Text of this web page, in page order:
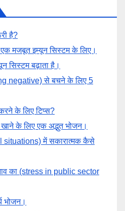
है?
मजबूत इम्यून सिस्टम के लिए।
सिस्टम बढ़ाता है।
negative) से बचने के लिए 5
के लिए टिप्स?
के लिए एक अद्भुत भोजन।
situations) में सकारात्मक कैसे
का (stress in public sector
भोजन।